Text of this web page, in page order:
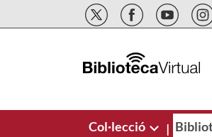
Salta al contingut principal
Col·lecció |